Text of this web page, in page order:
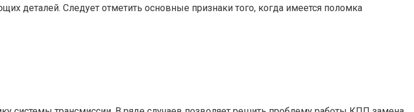
деталей. Следует отметить основные признаки того, когда имеется поломка